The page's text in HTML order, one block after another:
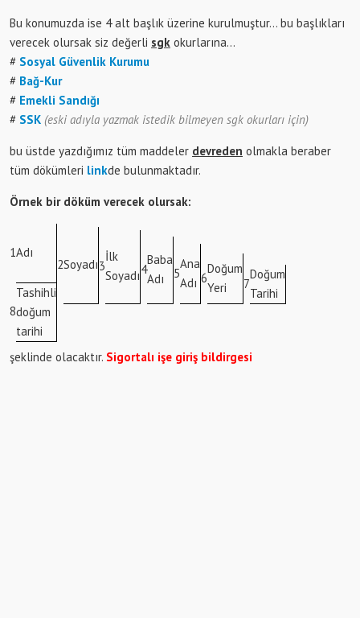
Bu konumuzda ise 4 alt başlık üzerine kurulmuştur… bu başlıkları
verecek olursak siz değerli sgk okurlarına…
# Sosyal Güvenlik Kurumu
# Bağ-Kur
# Emekli Sandığı
# SSK (eski adıyla yazmak istedik bilmeyen sgk okurları için)
bu üstde yazdığımız tüm maddeler devreden olmakla beraber
tüm dökümleri linkde bulunmaktadır.
Örnek bir döküm verecek olursak:
1Adı
2Soyadı3
İlk
Soyadı4
Baba
Adı
5
Ana
Adı 6
Doğum
Yeri
7
Doğum
Tarihi
8
Tashihli
doğum
tarihi
şeklinde olacaktır. Sigortalı işe giriş bildirgesi